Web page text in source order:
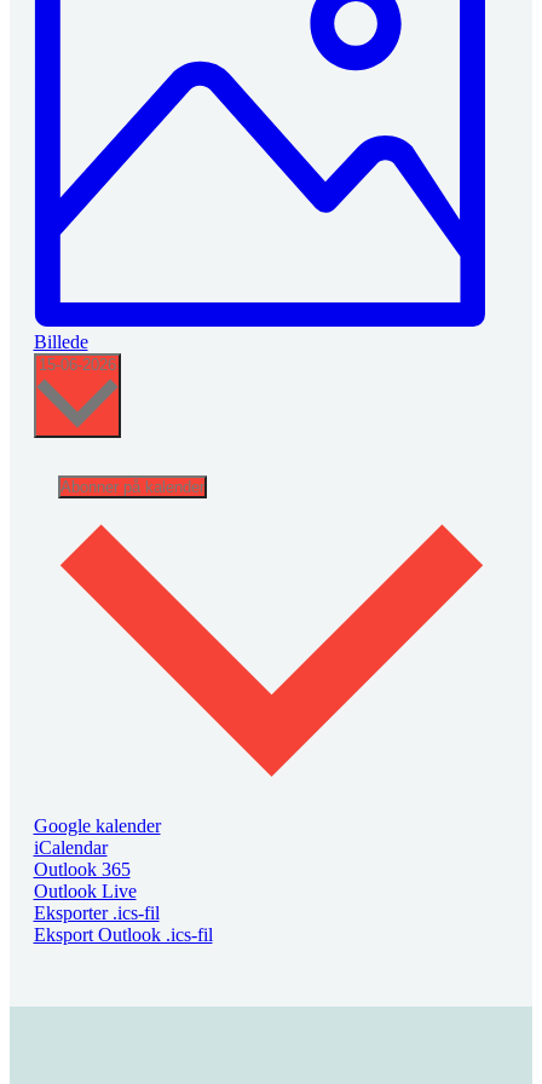
Billede
15-06-2026 Vælg
Abonner på kalender
Google kalender
iCalendar
Outlook 365
Outlook Live
Eksporter .ics-fil
Eksport Outlook .ics-fil